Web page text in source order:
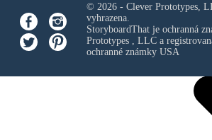
© 2026 - Clever Prototypes,
vyhrazena.
StoryboardThat je ochranná
Prototypes , LLCa
ochranné známky USA